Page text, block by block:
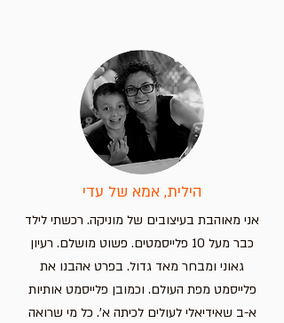
הילית, אמא של עדי
אני מאוהבת בעיצובים של מוניקה. רכשתי לילד
כבר מעל 10 פלייסמטים. פשוט מושלם. רעיון
גאוני ומבחר מאד גדול. בפרט אהבנו את
פלייסמט מפת העולם. וכמובן פלייסמט אותיות
א-ב שאידיאלי לעולים לכיתה א'. כל מי שרואה